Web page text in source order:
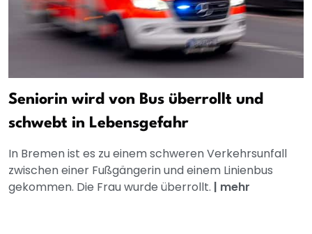
Seniorin wird von Bus überrollt und
schwebt in Lebensgefahr
In Bremen ist es zu einem schweren Verkehrsunfall
zwischen einer Fußgängerin und einem Linienbus
gekommen. Die Frau wurde überrollt. | mehr